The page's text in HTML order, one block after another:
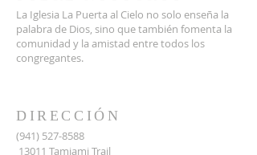
La Iglesia La Puerta al Cielo no solo enseña la
palabra de Dios, sino que también fomenta la
comunidad y la amistad entre todos los
congregantes.
DIRECCIÓN
(941) 527-8588
13011 Tamiami Trail